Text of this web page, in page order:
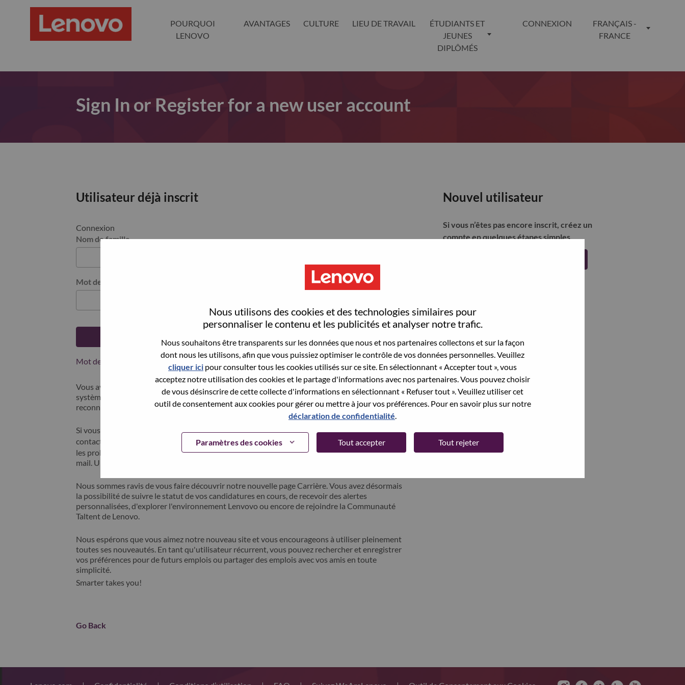
Nous utilisons des cookies et des technologies similaires pour
personnaliser le contenu et les publicités et analyser notre trafic.
Nous souhaitons être transparents sur les données que nous et nos partenaires collectons et sur la façon
dont nous les utilisons, afin que vous puissiez optimiser le contrôle de vos données personnelles. Veuillez
cliquer ici pour consulter tous les cookies utilisés sur ce site. En sélectionnant « Accepter tout », vous
acceptez notre utilisation des cookies et le partage d'informations avec nos partenaires. Vous pouvez choisir
de vous désinscrire de cette collecte d'informations en sélectionnant « Refuser tout ». Veuillez utiliser cet
outil de consentement aux cookies pour gérer ou mettre à jour vos préférences. Pour en savoir plus sur notre
déclaration de confidentialité.
Paramètres des cookies Tout accepter Tout rejeter
POURQUOI
LENOVO
AVANTAGES CULTURE LIEU DE TRAVAIL
ÉTUDIANTS ET
JEUNES
DIPLÔMÉS
CONNEXION
FRANÇAIS -
FRANCE
Sign In or Register for a new user account
Utilisateur déjà inscrit
Connexion
Nom de famille
Mot de passe
Mot de passe oublié ?
Vous avez postulé récemment ? Nous avons sauvegardé votre adresse email dans nos
systèmes; sélectionner "mot de passe oublié" pour réinitialiser votre compte et vous
reconnecter.
Si vous rencontrez des difficultés pour vous connecter ou pour vous inscrire, merci de
contacter nos équipes RH à l'adresse suivante:hrsupport@lenovo.com
et de décrire en anglais
les problèmes que vous rencontrez. Merci d'inclure "applicant Login Issue" dans l'objet du
mail. Un membre de notre équipe prendra contact avec vous pour résoudre votre problème.
Nous sommes ravis de vous faire découvrir notre nouvelle page Carrière. Vous avez désormais
la possibilité de suivre le statut de vos candidatures en cours, de recevoir des alertes
personnalisées, d'explorer l'environnement Lenvovo ou encore de rejoindre la Communauté
Taltent de Lenovo.
Nous espérons que vous aimez notre nouveau site et vous encourageons à utiliser pleinement
toutes ses nouveautés. En tant qu'utilisateur récurrent, vous pouvez rechercher et enregistrer
vos préférences pour de futurs emplois ou partager des emplois avec vos amis en toute
simplicité.
Smarter takes you!
Nouvel utilisateur
Si vous n’êtes pas encore inscrit, créez un
compte en quelques étapes simples.
Go Back